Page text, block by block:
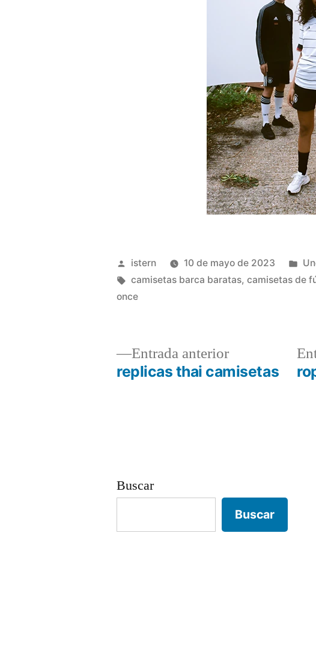
Publicado
por
istern 10 de mayo de 2023
en
Etiquetas:
camisetas barca baratas,camisetas de
once
Navegación
Entrada anteriorEntrada
anterior:
replicas thai camisetas
Buscar
Buscar